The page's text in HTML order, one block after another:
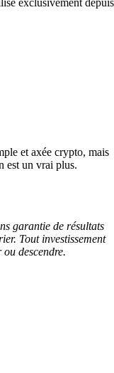
exclusivement depuis
et axée crypto, mais
est un vrai plus.
garantie de résultats
Tout investissement
descendre.